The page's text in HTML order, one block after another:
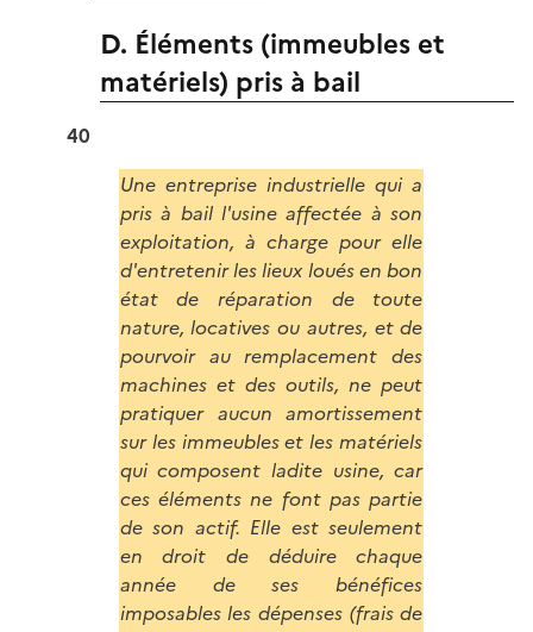
D. Éléments (immeubles et
matériels) pris à bail
40
Une entreprise industrielle qui a
pris à bail l'usine affectée à son
exploitation, à charge pour elle
d'entretenir les lieux loués en bon
état de réparation de toute
nature, locatives ou autres, et de
pourvoir au remplacement des
machines et des outils, ne peut
pratiquer aucun amortissement
sur les immeubles et les matériels
qui composent ladite usine, car
ces éléments ne font pas partie
de son actif. Elle est seulement
en droit de déduire chaque
année de ses bénéfices
imposables les dépenses (frais de